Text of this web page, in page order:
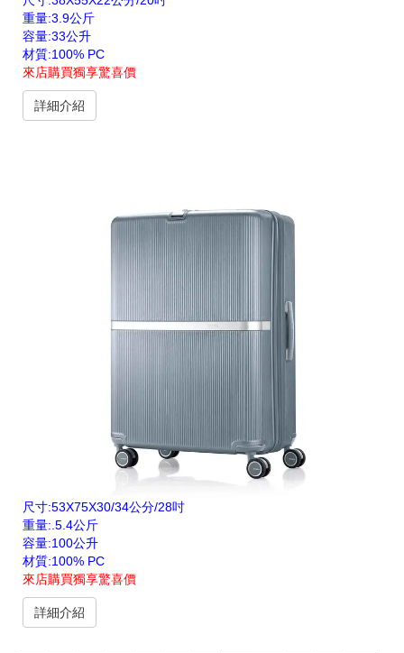
重量:3.9公斤
容量:33公升
材質:100% PC
來店購買獨享驚喜價
詳細介紹
尺寸:53X75X30/34公分/28吋
重量:.5.4公斤
容量:100公升
材質:100% PC
來店購買獨享驚喜價
詳細介紹